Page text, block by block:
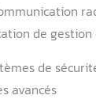
2.3.